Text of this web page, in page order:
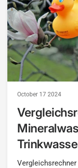
October 17 2024